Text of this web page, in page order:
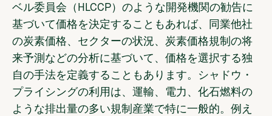
ベル委員会（HLCCP）のような開発機関の勧告に
基づいて価格を決定することもあれば、同業他社
の炭素価格、セクターの状況、炭素価格規制の将
来予測などの分析に基づいて、価格を選択する独
自の手法を定義することもあります。シャドウ・
プライシングの利用は、運輸、電力、化石燃料の
ような排出量の多い規制産業で特に一般的。例え